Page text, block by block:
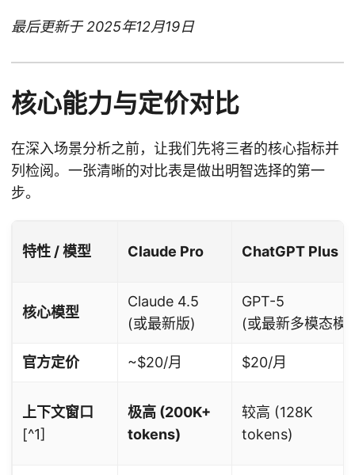
最后更新于 2025年12月19日
核心能力与定价对比
在深入场景分析之前，让我们先将三者的核心指标并
列检阅。一张清晰的对比表是做出明智选择的第一
步。
特性 / 模型 Claude Pro ChatGPT Plus
核心模型
Claude 4.5
(或最新版)
GPT-5
(或最新多模态模
官方定价 ~$20/月 $20/月
上下文窗口
[^1]
极高 (200K+
tokens)
较高 (128K
tokens)